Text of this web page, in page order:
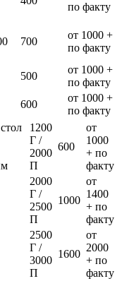
по факту
700
от 1000 +
по факту
500
от 1000 +
по факту
600
от 1000 +
по факту
1200
Г /
2000
П
600
от
1000
+ по
факту
2000
Г /
2500
П
1000
от
1400
+ по
факту
2500
Г /
3000
П
1600
от
2000
+ по
факту